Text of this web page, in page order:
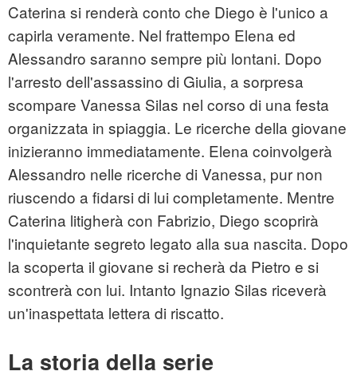
Caterina si renderà conto che Diego è l'unico a
capirla veramente. Nel frattempo Elena ed
Alessandro saranno sempre più lontani. Dopo
l'arresto dell'assassino di Giulia, a sorpresa
scompare Vanessa Silas nel corso di una festa
organizzata in spiaggia. Le ricerche della giovane
inizieranno immediatamente. Elena coinvolgerà
Alessandro nelle ricerche di Vanessa, pur non
riuscendo a fidarsi di lui completamente. Mentre
Caterina litigherà con Fabrizio, Diego scoprirà
l'inquietante segreto legato alla sua nascita. Dopo
la scoperta il giovane si recherà da Pietro e si
scontrerà con lui. Intanto Ignazio Silas riceverà
un'inaspettata lettera di riscatto.
La storia della serie